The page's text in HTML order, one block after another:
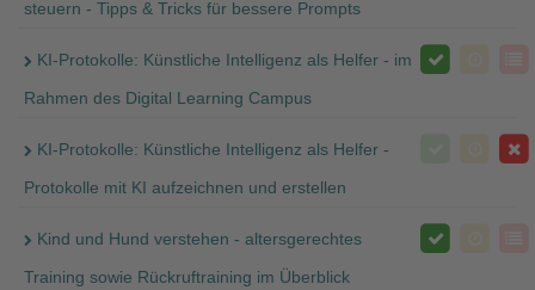
steuern - Tipps & Tricks für bessere Prompts
KI-Protokolle: Künstliche Intelligenz als Helfer - im
Rahmen des Digital Learning Campus
KI-Protokolle: Künstliche Intelligenz als Helfer -
Protokolle mit KI aufzeichnen und erstellen
Kind und Hund verstehen - altersgerechtes
Training sowie Rückruftraining im Überblick